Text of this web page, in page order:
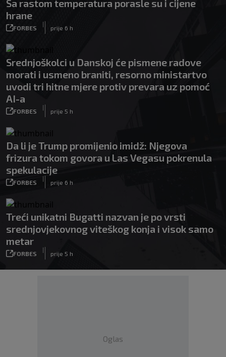
Sa rastom temperatura porasle su i cijene
hrane
FORBES
|
prije 6 h
Srednjoškolci u Danskoj će pismene radove
morati i usmeno braniti, resorno ministartvo
uvodi tri hitne mjere protiv prevara uz pomoć
AI-a
FORBES
|
prije 5 h
Da li je Trump promijenio imidž: Njegova
frizura tokom govora u Las Vegasu pokrenula
spekulacije
FORBES
|
prije 6 h
Treći unikatni Bugatti nazvan je po vrsti
srednjovjekovnog viteškog konja i visok samo
metar
FORBES
|
prije 5 h
Oglas